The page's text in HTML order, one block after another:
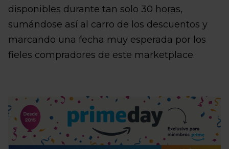
disponibles durante tan solo 30 horas,
sumándose así al carro de los descuentos y
marcando una fecha muy esperada por los
fieles compradores de este marketplace.